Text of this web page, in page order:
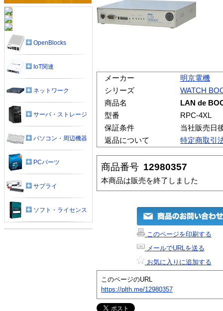
メーカー
明京電機
シリーズ
WATCH
商品名
LAN de
型番
RPC-4XL
保証条件
当社販売日
返品について
特定商取引
商品番号 12980357
本商品は販売を終了しました
このページを印刷する
メールでURLを送る
お気に入りに追加する
このページのURL
https://plth.me/12980357
OpenBlocks
IoT関連
ネットワーク
サーバ・ストレージ
パソコン・周辺機器
PCパーツ
サプライ
ソフト・ライセンス